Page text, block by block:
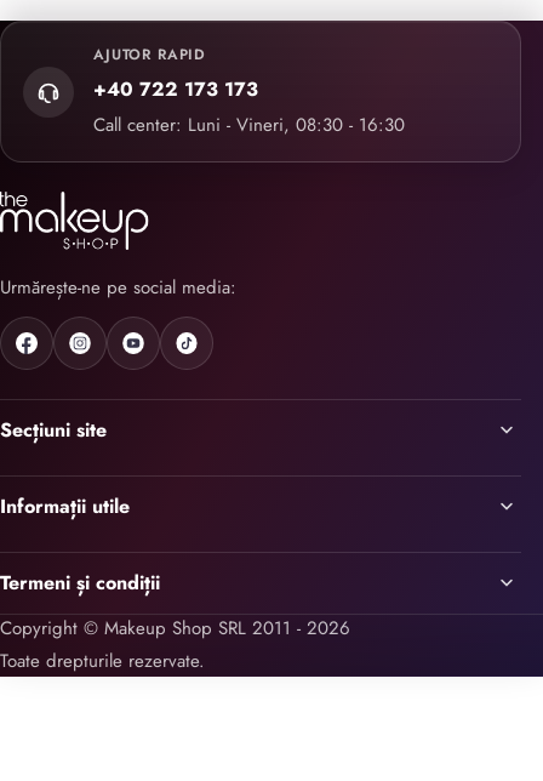
AJUTOR RAPID
+40 722 173 173
Call center: Luni - Vineri, 08:30 - 16:30
Urmărește-ne pe social media:
Secțiuni site
Informații utile
Termeni și condiții
Copyright © Makeup Shop SRL 2011 - 2026
Toate drepturile rezervate.